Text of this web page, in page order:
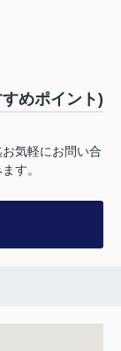
めポイント)
気軽にお問い合
す。